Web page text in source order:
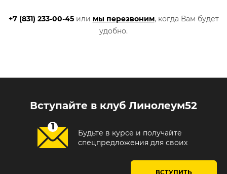
+7 (831) 233-00-45или мы перезвоним, когда Вам будет
удобно.
Вступайте в клуб Линолеум52
Будьте в курсе и получайте
спецпредложения для своих
ВСТУПИТЬ